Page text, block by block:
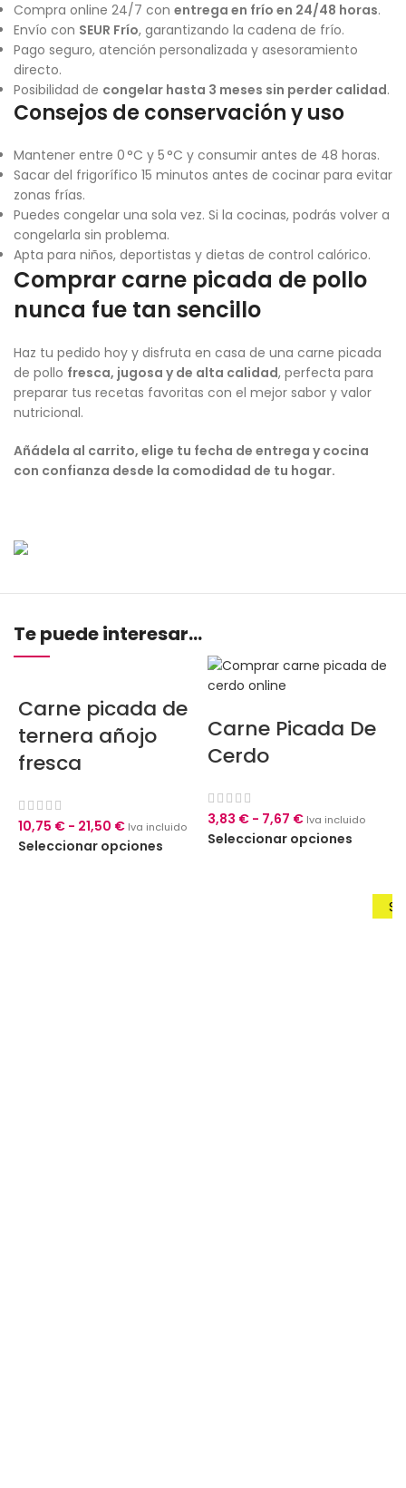
Compra online 24/7 con entrega en frío en 24/48 horas.
Envío con SEUR Frío, garantizando la cadena de frío.
Pago seguro, atención personalizada y asesoramiento
directo.
Posibilidad de congelar hasta 3 meses sin perder calidad.
Consejos de conservación y uso
Mantener entre 0 °C y 5 °C y consumir antes de 48 horas.
Sacar del frigorífico 15 minutos antes de cocinar para evitar
zonas frías.
Puedes congelar una sola vez. Si la cocinas, podrás volver a
congelarla sin problema.
Apta para niños, deportistas y dietas de control calórico.
Comprar carne picada de pollo
nunca fue tan sencillo
Haz tu pedido hoy y disfruta en casa de una carne picada
de pollo fresca, jugosa y de alta calidad, perfecta para
preparar tus recetas favoritas con el mejor sabor y valor
nutricional.
Añádela al carrito, elige tu fecha de entrega y cocina
con confianza desde la comodidad de tu hogar.
Te puede interesar...
Carne picada de
ternera añojo
fresca
10,75 € - 21,50 € Iva incluido
Seleccionar opciones
Carne Picada De
Cerdo
3,83 € - 7,67 € Iva incluido
Seleccionar opciones